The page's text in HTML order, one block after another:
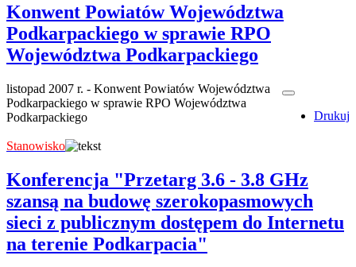
Konwent Powiatów Województwa
Podkarpackiego w sprawie RPO
Województwa Podkarpackiego
Drukuj
listopad 2007 r. - Konwent Powiatów Województwa
Podkarpackiego w sprawie RPO Województwa
Podkarpackiego
Stanowisko
Konferencja "Przetarg 3.6 - 3.8 GHz
szansą na budowę szerokopasmowych
sieci z publicznym dostępem do Internetu
na terenie Podkarpacia"